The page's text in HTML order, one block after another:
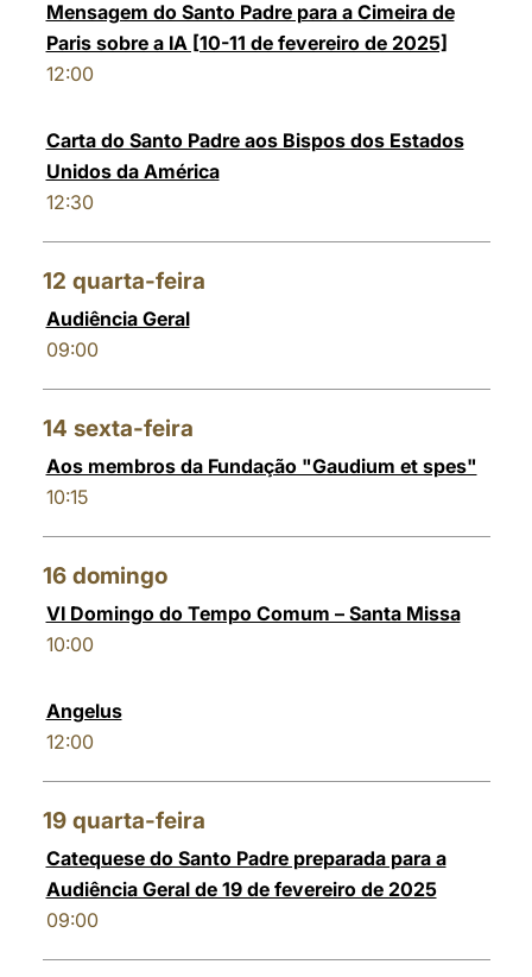
Mensagem do Santo Padre para a Cimeira de
Paris sobre a IA [10-11 de fevereiro de 2025]
12:00
Carta do Santo Padre aos Bispos dos Estados
Unidos da América
12:30
12 quarta-feira
Audiência Geral
09:00
14 sexta-feira
Aos membros da Fundação "Gaudium et spes"
10:15
16 domingo
VI Domingo do Tempo Comum – Santa Missa
10:00
Angelus
12:00
19 quarta-feira
Catequese do Santo Padre preparada para a
Audiência Geral de 19 de fevereiro de 2025
09:00